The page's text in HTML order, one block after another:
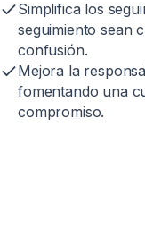
Simplifica los
seguimiento sean
confusión.
Mejora la
fomentando una
compromiso.